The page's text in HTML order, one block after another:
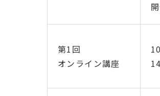
第1回
オンライン講座